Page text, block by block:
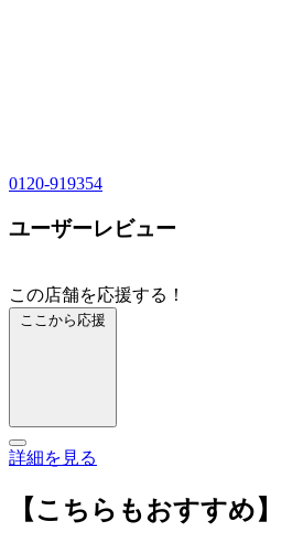
0120-919354
ユーザーレビュー
この店舗を応援する！
ここから応援
詳細を見る
【こちらもおすすめ】